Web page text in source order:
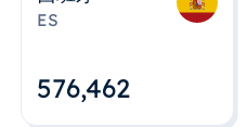
ES
576,463